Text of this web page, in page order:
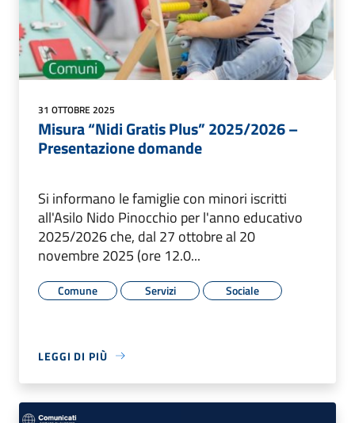
31 OTTOBRE 2025
Misura “Nidi Gratis Plus” 2025/2026 –
Presentazione domande
Si informano le famiglie con minori iscritti
all'Asilo Nido Pinocchio per l'anno educativo
2025/2026 che, dal 27 ottobre al 20
novembre 2025 (ore 12.0...
Comune Servizi Sociale
LEGGI DI PIÙ